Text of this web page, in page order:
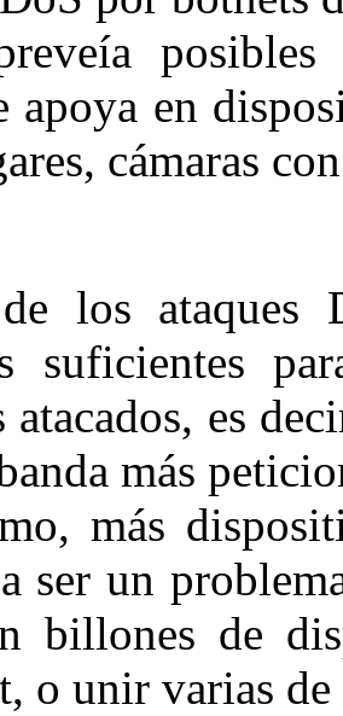
posibles
apoya en
cámaras
los ataques
suficientes
atacados, es
más
más
ser un
billones de
o unir varias